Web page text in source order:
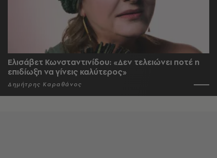
Ελισάβετ Κωνσταντινίδου: «Δεν τελειώνει ποτέ η
επιδίωξη να γίνεις καλύτερος»
Δημήτρης Καραθάνος